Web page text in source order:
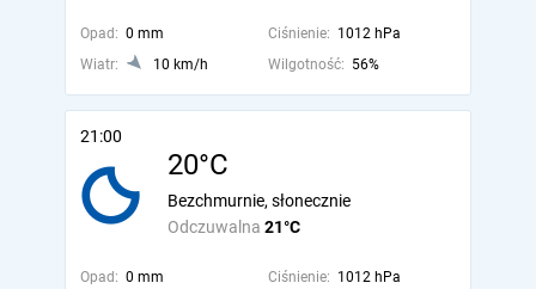
Opad: 0 mm Ciśnienie: 1012 hPa
Wiatr:
10 km/h Wilgotność: 56%
21:00
20°C
Odczuwalna 21°C
Bezchmurnie, słonecznie
Opad: 0 mm Ciśnienie: 1012 hPa